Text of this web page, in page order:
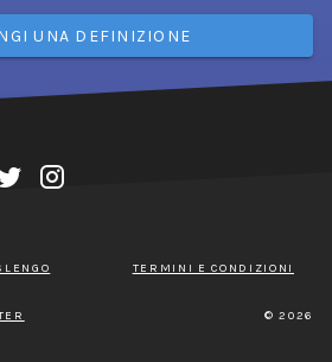
UNA DEFINIZIONE
TERMINI E CONDIZIONI
© 2026